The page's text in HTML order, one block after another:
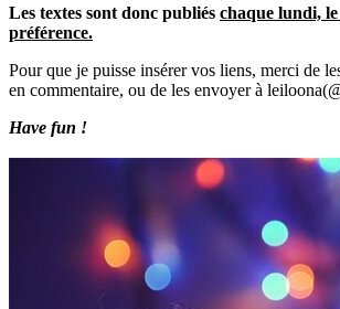
Les textes sont donc publiés chaque lundi,
préférence.
Pour que je puisse insérer vos liens, merci de
en commentaire, ou de les envoyer à
Have fun !